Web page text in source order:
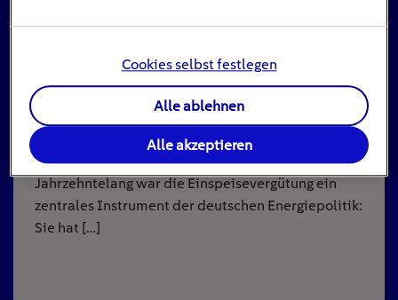
Jahrzehntelang war die Einspeisevergütung ein
zentrales Instrument der deutschen Energiepolitik:
Sie hat […]
Cookies selbst festlegen
Alle ablehnen
Alle akzeptieren